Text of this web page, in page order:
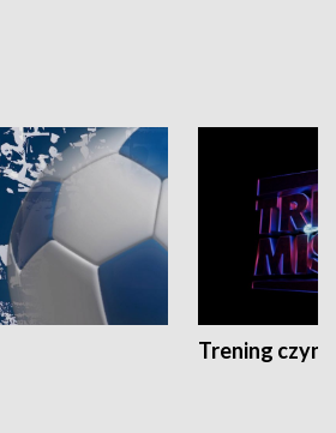
Trening czyni